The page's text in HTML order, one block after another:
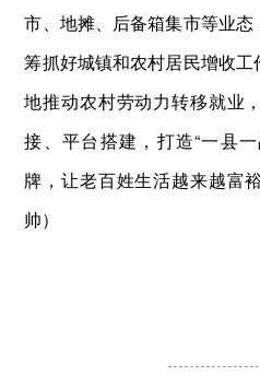
市、地摊、后备箱集市等业
筹抓好城镇和农村居民增收
地推动农村劳动力转移就业
接、平台搭建，打造“一县
牌，让老百姓生活越来越富
帅）